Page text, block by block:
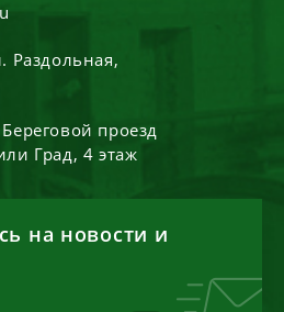
Раздольная,
Береговой проезд
Град, 4 этаж
на новости и